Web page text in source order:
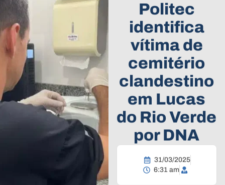
Politec
identifica
vítima de
cemitério
clandestino
em Lucas
do Rio Verde
por DNA
31/03/2025
6:31 am